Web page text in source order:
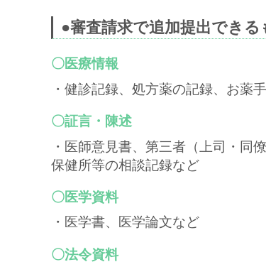
●審査請求で追加提出でき
〇医療情報
・健診記録、処方薬の記録、お薬
〇証言・陳述
・医師意見書、第三者（上司・同
保健所等の相談記録など
〇医学資料
・医学書、医学論文など
〇法令資料